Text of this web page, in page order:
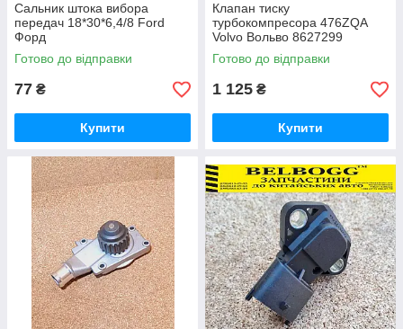
Сальник штока вибора
передач 18*30*6,4/8 Ford
Форд
Готово до відправки
77 ₴
Купити
Клапан тиску
турбокомпресора 476ZQA
Volvo Вольво 8627299
Готово до відправки
1 125 ₴
Купити